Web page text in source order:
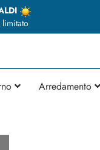
Arredamento